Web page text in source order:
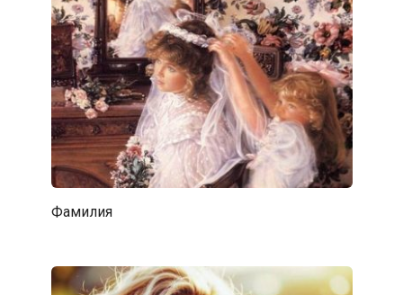
Фамилия